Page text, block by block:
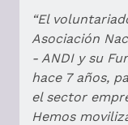
“El
Asociación
- ANDI y su
hace 7 años,
el sector
Hemos